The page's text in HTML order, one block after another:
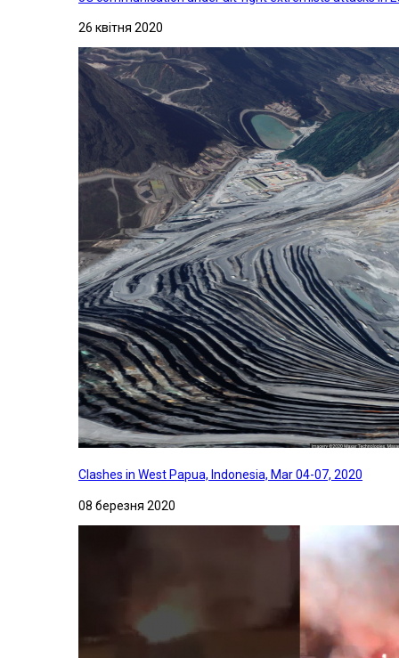
26 квітня 2020
Clashes in West Papua, Indonesia, Mar 04-07, 2020
08 березня 2020